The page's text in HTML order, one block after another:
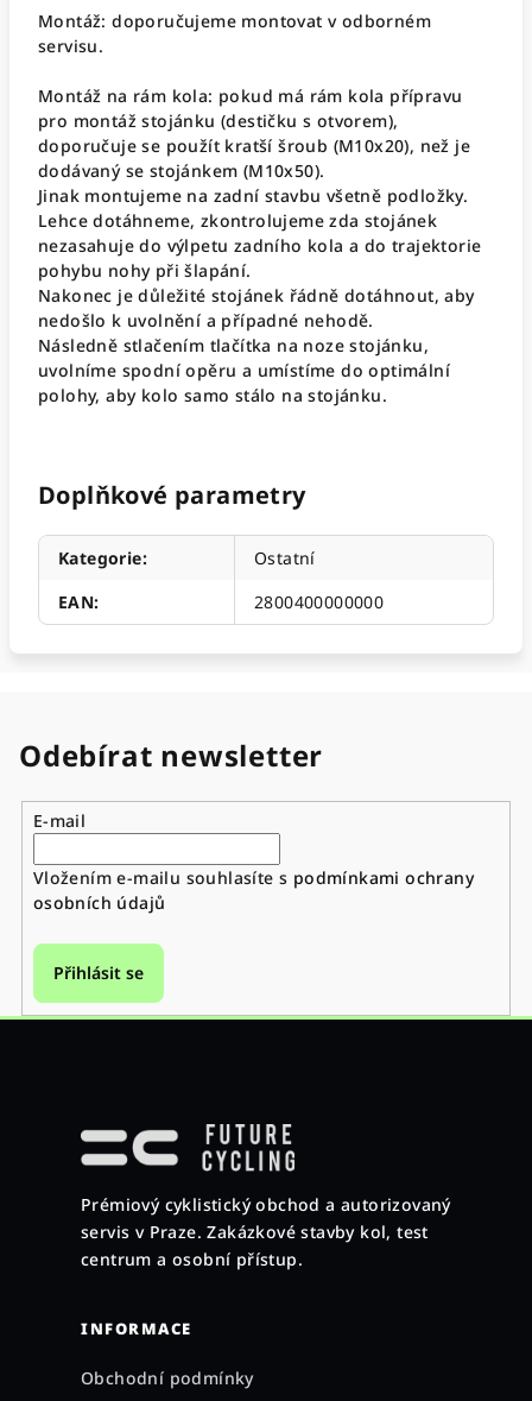
Montáž: doporučujeme montovat v odborném
servisu.
Montáž na rám kola: pokud má rám kola přípravu
pro montáž stojánku (destičku s otvorem),
doporučuje se použít kratší šroub (M10x20), než je
dodávaný se stojánkem (M10x50).
Jinak montujeme na zadní stavbu všetně podložky.
Lehce dotáhneme, zkontrolujeme zda stojánek
nezasahuje do výlpetu zadního kola a do trajektorie
pohybu nohy při šlapání.
Nakonec je důležité stojánek řádně dotáhnout, aby
nedošlo k uvolnění a případné nehodě.
Následně stlačením tlačítka na noze stojánku,
uvolníme spodní opěru a umístíme do optimální
polohy, aby kolo samo stálo na stojánku.
Doplňkové parametry
Kategorie:
Ostatní
EAN: 2800400000000
Odebírat newsletter
E-mail
Vložením e-mailu souhlasíte s podmínkami ochrany
osobních údajů
Přihlásit se
Prémiový cyklistický obchod a autorizovaný
servis v Praze. Zakázkové stavby kol, test
centrum a osobní přístup.
INFORMACE
Obchodní podmínky